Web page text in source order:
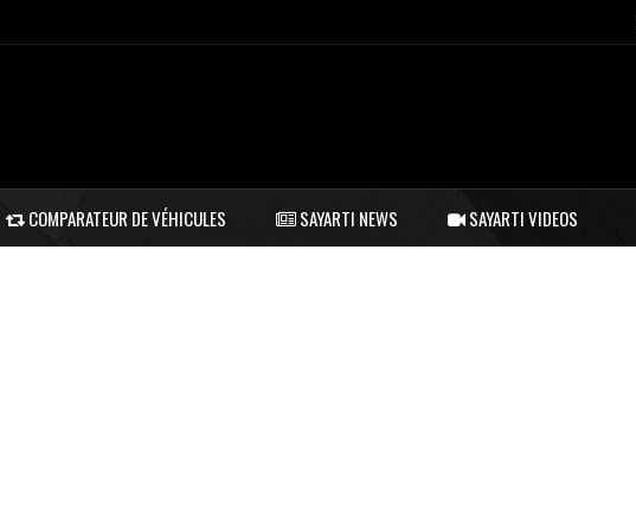
COMPARATEUR DE VÉHICULES SAYARTI NEWS SAYARTI VIDEOS